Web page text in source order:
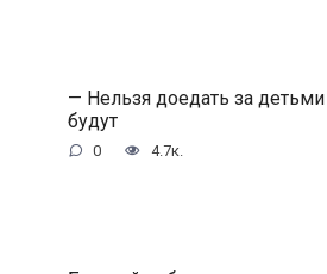
— Нельзя доедать за
будут
0 4.7к.